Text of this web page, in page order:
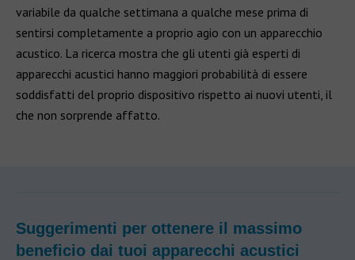
variabile da qualche settimana a qualche mese prima di
sentirsi completamente a proprio agio con un apparecchio
acustico. La ricerca mostra che gli utenti già esperti di
apparecchi acustici hanno maggiori probabilità di essere
soddisfatti del proprio dispositivo rispetto ai nuovi utenti, il
che non sorprende affatto.
Suggerimenti per ottenere il massimo
beneficio dai tuoi apparecchi acustici